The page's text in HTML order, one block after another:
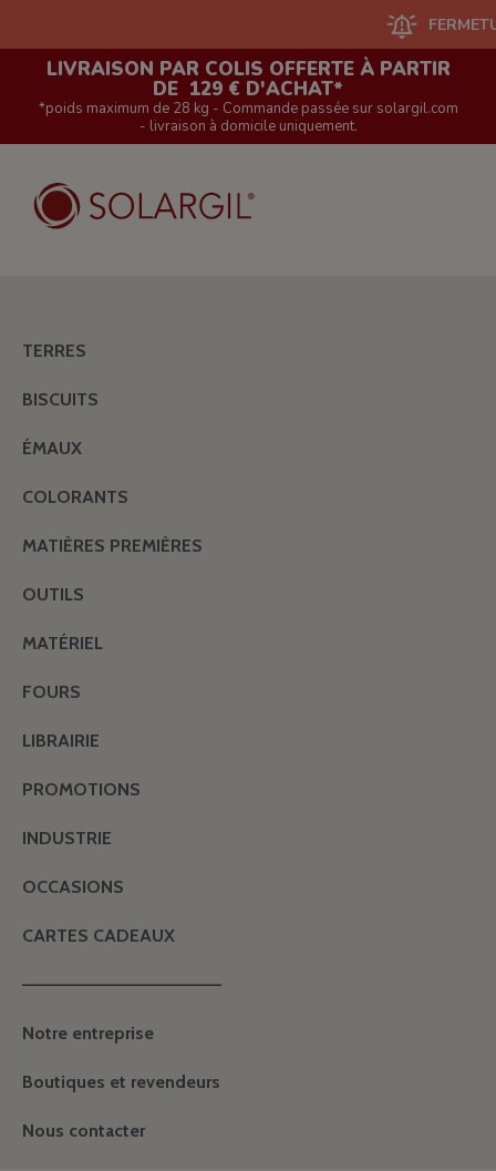
FERMETURE
LIVRAISON PAR COLIS OFFERTE À PARTIR
DE 129 € D'ACHAT*
*poids maximum de 28 kg - Commande passée sur solargil.com
- livraison à domicile uniquement.
TERRES
BISCUITS
ÉMAUX
COLORANTS
MATIÈRES PREMIÈRES
OUTILS
MATÉRIEL
FOURS
LIBRAIRIE
PROMOTIONS
INDUSTRIE
OCCASIONS
CARTES CADEAUX
———————————————
Notre entreprise
Boutiques et revendeurs
Nous contacter